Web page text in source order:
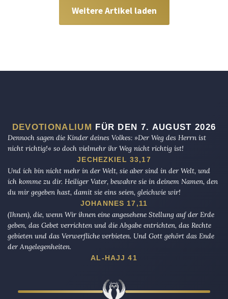
Weitere Artikel laden
DEVOTIONALIUM FÜR DEN 7. AUGUST 2026
Dennoch sagen die Kinder deines Volkes: »Der Weg des Herrn ist
nicht richtig!« so doch vielmehr ihr Weg nicht richtig ist!
JECHEZKIEL 33,17
Und ich bin nicht mehr in der Welt, sie aber sind in der Welt, und
ich komme zu dir. Heiliger Vater, bewahre sie in deinem Namen, den
du mir gegeben hast, damit sie eins seien, gleichwie wir!
JOHANNES 17,11
(Ihnen), die, wenn Wir ihnen eine angesehene Stellung auf der Erde
geben, das Gebet verrichten und die Abgabe entrichten, das Rechte
gebieten und das Verwerfliche verbieten. Und Gott gehört das Ende
der Angelegenheiten.
AL-HAJJ 41